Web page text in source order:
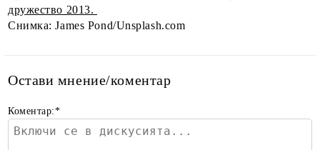
дружество 2013.
Снимка: James Pond/Unsplash.com
Остави мнение/коментар
Коментар:*